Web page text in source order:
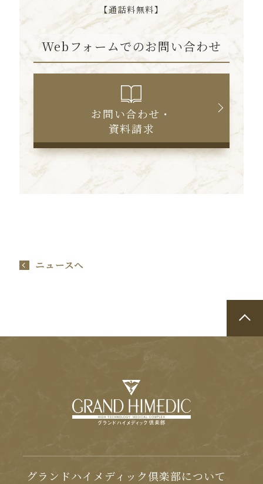
【通話料無料】
Webフォームでのお問い合わせ
お問い合わせ・
資料請求
ニュースへ
グランドハイメディック倶楽部について